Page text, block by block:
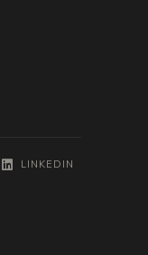
LINKEDIN